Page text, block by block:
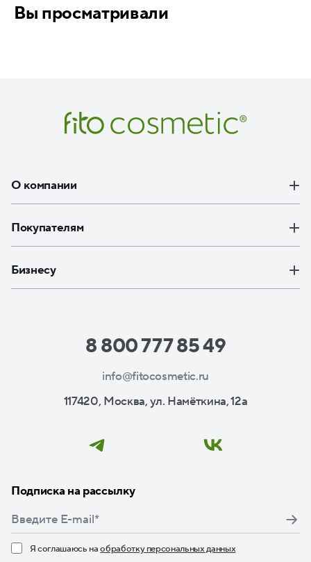
Вы просматривали
О компании
Покупателям
Бизнесу
8 800 777 85 49
info@fitocosmetic.ru
117420, Москва, ул. Намёткина, 12а
Подписка на рассылку
Я соглашаюсь наобработку персональных данных